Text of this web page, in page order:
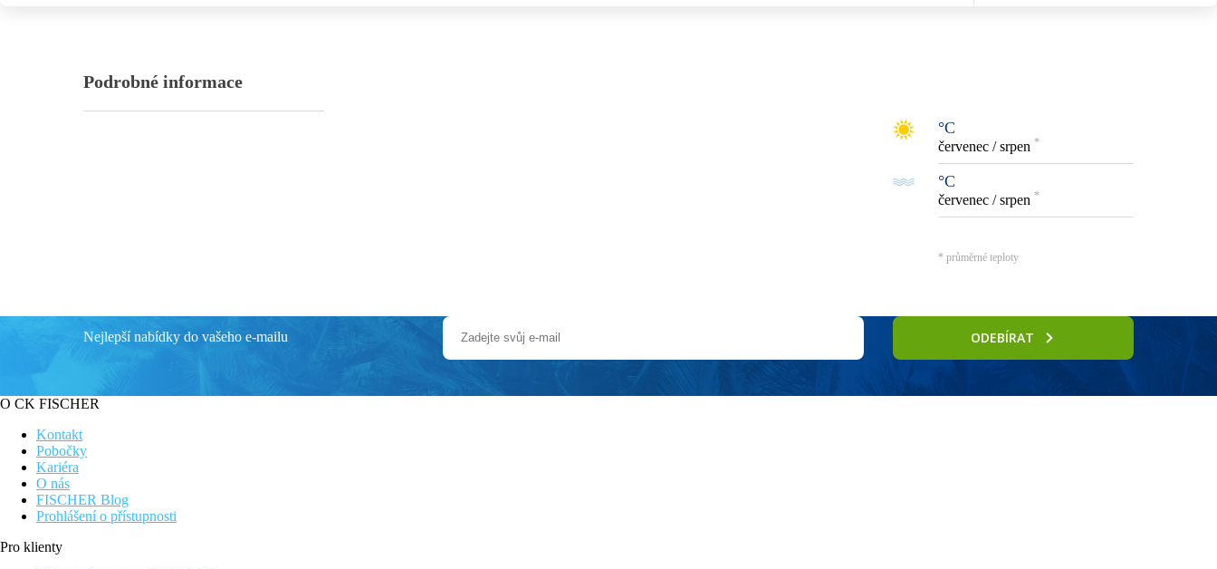
Podrobné informace
°C
červenec / srpen *
°C
červenec / srpen *
* průměrné teploty
Nejlepší nabídky do vašeho e-mailu ODEBÍRAT
O CK FISCHER
Kontakt
Pobočky
Kariéra
O nás
FISCHER Blog
Prohlášení o přístupnosti
Pro klienty